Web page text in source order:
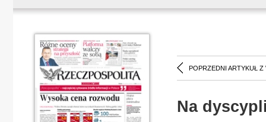
POPRZEDNI ARTYKUŁ Z
Na